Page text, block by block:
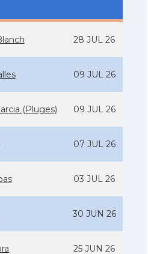
28 JUL 26
09 JUL 26
(Pluges) 09 JUL 26
07 JUL 26
03 JUL 26
30 JUN 26
25 JUN 26